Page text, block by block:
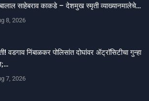
साहेबराव काकडे – देशमुख स्मृती व्याख्यानमालेचे…
8, 2026
वडगाव निंबाळकर पोलिसांत दोघांवर ॲट्रॉसिटीचा गुन्हा
7, 2026